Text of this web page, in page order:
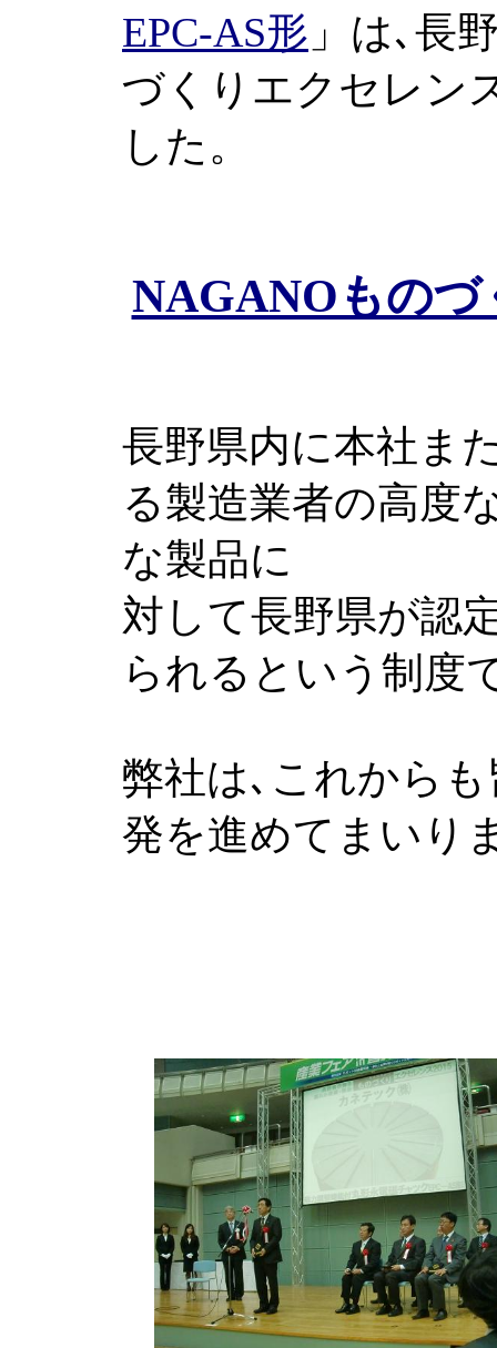
EPC-AS形 」は､長
づくりエクセレン
した。
NAGANOものづ
長野県内に本社ま
る製造業者の高度
な製品に
対して長野県が認
られるという制度
弊社は､これから
発を進めてまいり